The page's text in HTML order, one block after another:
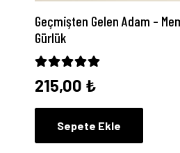
Geçmişten Gelen Adam –
Gürlük
215,00 ₺
Sepete Ekle